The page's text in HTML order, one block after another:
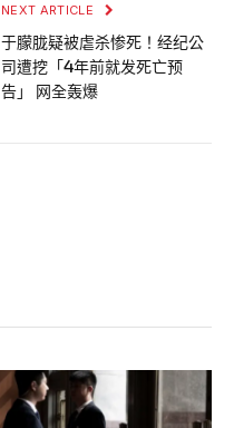
NEXT ARTICLE
于朦胧疑被虐杀惨死！经纪公
司遭挖「4年前就发死亡预
告」 网全轰爆